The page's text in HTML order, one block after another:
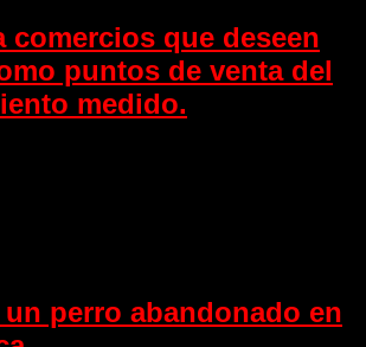
comercios que deseen
puntos de venta del
medido.
un perro abandonado en